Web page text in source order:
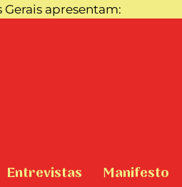
apresentam:
Entrevistas Manifesto